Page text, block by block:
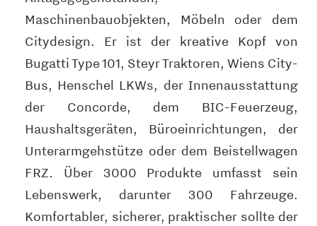
Maschinenbauobjekten, Möbeln oder dem
Citydesign. Er ist der kreative Kopf von
Bugatti Type 101, Steyr Traktoren, Wiens City-
Bus, Henschel LKWs, der Innenausstattung
der Concorde, dem BIC-Feuerzeug,
Haushaltsgeräten, Büroeinrichtungen, der
Unterarmgehstütze oder dem Beistellwagen
FRZ. Über 3000 Produkte umfasst sein
Lebenswerk, darunter 300 Fahrzeuge.
Komfortabler, sicherer, praktischer sollte der